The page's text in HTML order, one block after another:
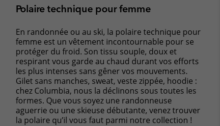
Polaire technique pour femme
En randonnée ou au ski, la polaire technique pour
femme est un vêtement incontournable pour se
protéger du froid. Son tissu souple, doux et
respirant vous garde au chaud durant vos efforts
les plus intenses sans gêner vos mouvements.
Gilet sans manches, sweat, veste zippée, hoodie :
chez Columbia, nous la déclinons sous toutes les
formes. Que vous soyez une randonneuse
aguerrie ou une skieuse débutante, venez trouver
la polaire qu’il vous faut parmi notre collection !